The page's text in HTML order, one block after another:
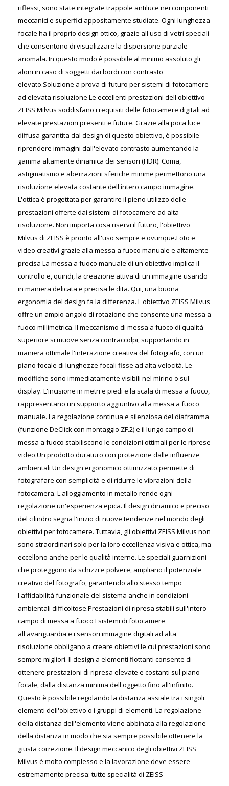
riflessi, sono state integrate trappole antiluce nei componenti
meccanici e superfici appositamente studiate. Ogni lunghezza
focale ha il proprio design ottico, grazie all'uso di vetri speciali
che consentono di visualizzare la dispersione parziale
anomala. In questo modo è possibile al minimo assoluto gli
aloni in caso di soggetti dai bordi con contrasto
elevato.Soluzione a prova di futuro per sistemi di fotocamere
ad elevata risoluzione Le eccellenti prestazioni dell'obiettivo
ZEISS Milvus soddisfano i requisiti delle fotocamere digitali ad
elevate prestazioni presenti e future. Grazie alla poca luce
diffusa garantita dal design di questo obiettivo, è possibile
riprendere immagini dall'elevato contrasto aumentando la
gamma altamente dinamica dei sensori (HDR). Coma,
astigmatismo e aberrazioni sferiche minime permettono una
risoluzione elevata costante dell'intero campo immagine.
L'ottica è progettata per garantire il pieno utilizzo delle
prestazioni offerte dai sistemi di fotocamere ad alta
risoluzione. Non importa cosa riservi il futuro, l'obiettivo
Milvus di ZEISS è pronto all'uso sempre e ovunque.Foto e
video creativi grazie alla messa a fuoco manuale e altamente
precisa La messa a fuoco manuale di un obiettivo implica il
controllo e, quindi, la creazione attiva di un'immagine usando
in maniera delicata e precisa le dita. Qui, una buona
ergonomia del design fa la differenza. L'obiettivo ZEISS Milvus
offre un ampio angolo di rotazione che consente una messa a
fuoco millimetrica. Il meccanismo di messa a fuoco di qualità
superiore si muove senza contraccolpi, supportando in
maniera ottimale l'interazione creativa del fotografo, con un
piano focale di lunghezze focali fisse ad alta velocità. Le
modifiche sono immediatamente visibili nel mirino o sul
display. L'incisione in metri e piedi e la scala di messa a fuoco,
rappresentano un supporto aggiuntivo alla messa a fuoco
manuale. La regolazione continua e silenziosa del diaframma
(funzione DeClick con montaggio ZF.2) e il lungo campo di
messa a fuoco stabiliscono le condizioni ottimali per le riprese
video.Un prodotto duraturo con protezione dalle influenze
ambientali Un design ergonomico ottimizzato permette di
fotografare con semplicità e di ridurre le vibrazioni della
fotocamera. L'alloggiamento in metallo rende ogni
regolazione un'esperienza epica. Il design dinamico e preciso
del cilindro segna l'inizio di nuove tendenze nel mondo degli
obiettivi per fotocamere. Tuttavia, gli obiettivi ZEISS Milvus non
sono straordinari solo per la loro eccellenza visiva e ottica, ma
eccellono anche per le qualità interne. Le speciali guarnizioni
che proteggono da schizzi e polvere, ampliano il potenziale
creativo del fotografo, garantendo allo stesso tempo
l'affidabilità funzionale del sistema anche in condizioni
ambientali difficoltose.Prestazioni di ripresa stabili sull'intero
campo di messa a fuoco I sistemi di fotocamere
all'avanguardia e i sensori immagine digitali ad alta
risoluzione obbligano a creare obiettivi le cui prestazioni sono
sempre migliori. Il design a elementi flottanti consente di
ottenere prestazioni di ripresa elevate e costanti sul piano
focale, dalla distanza minima dell'oggetto fino all'infinito.
Questo è possibile regolando la distanza assiale tra i singoli
elementi dell'obiettivo o i gruppi di elementi. La regolazione
della distanza dell'elemento viene abbinata alla regolazione
della distanza in modo che sia sempre possibile ottenere la
giusta correzione. Il design meccanico degli obiettivi ZEISS
Milvus è molto complesso e la lavorazione deve essere
estremamente precisa: tutte specialità di ZEISS